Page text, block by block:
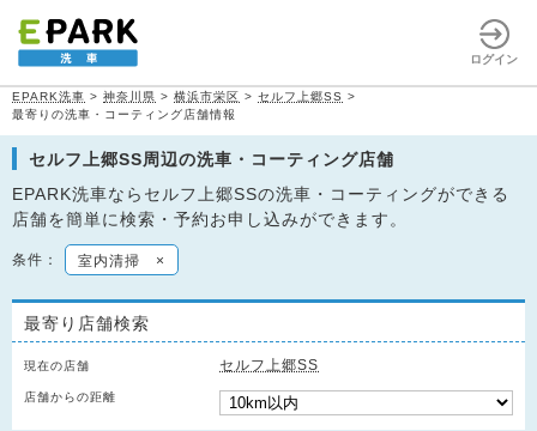
ログイン
EPARK洗車 > 神奈川県 > 横浜市栄区 > セルフ上郷SS >
最寄りの洗車・コーティング店舗情報
セルフ上郷SS周辺の洗車・コーティング店舗
EPARK洗車ならセルフ上郷SSの洗車・コーティングができる
店舗を簡単に検索・予約お申し込みができます。
条件： 室内清掃 ×
最寄り店舗検索
現在の店舗 セルフ上郷SS
店舗からの距離